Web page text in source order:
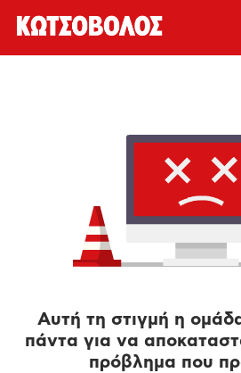
Αυτή τη στιγμή η
πάντα για να
πρόβλημα που